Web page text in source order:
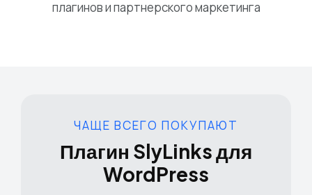
плагинов и партнерского маркетинга
ЧАЩЕ ВСЕГО ПОКУПАЮТ
Плагин SlyLinks для
WordPress